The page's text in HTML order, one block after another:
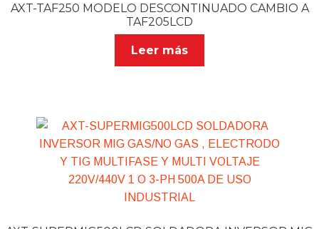
AXT-TAF250 MODELO DESCONTINUADO CAMBIO A
TAF205LCD
Leer más